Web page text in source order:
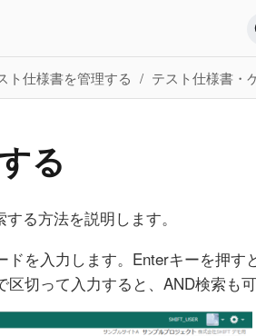
ト仕様書を管理する テスト仕様書・
る
る方法を説明します。
を入力します。Enterキーを押す
切って入力すると、AND検索も可